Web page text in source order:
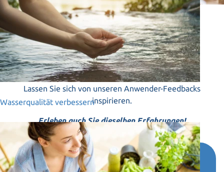
Wasserqualität verbessern
Anwender-Feedbacks
Tausende Anwender nutzen Water Alive bereits.
Lassen Sie sich von unseren Anwender-Feedbacks
inspirieren.
Erleben auch Sie dieselben Erfahrungen!